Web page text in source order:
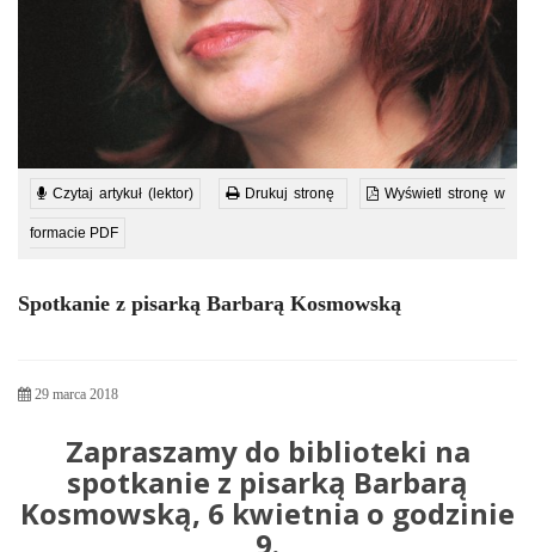
Czytaj artykuł (lektor) Drukuj stronę Wyświetl stronę w
formacie PDF
Spotkanie z pisarką Barbarą Kosmowską
29 marca 2018
Zapraszamy do biblioteki na
spotkanie z pisarką Barbarą
Kosmowską, 6 kwietnia o godzinie
9.